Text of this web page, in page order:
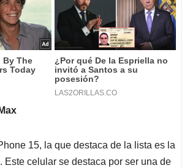
15, la que destaca de la lista es la
Este celular se destaca por ser una de